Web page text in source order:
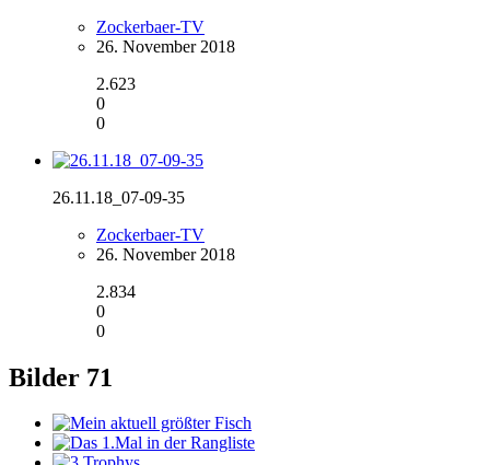
Zockerbaer-TV
26. November 2018
2.623
0
0
26.11.18_07-09-35
Zockerbaer-TV
26. November 2018
2.834
0
0
Bilder 71